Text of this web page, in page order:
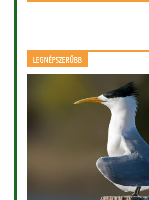
LEGNÉPSZERŰBB